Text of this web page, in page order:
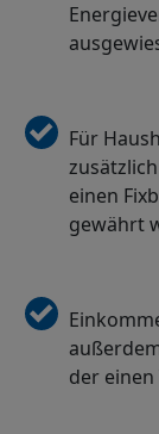
Für
einen
gewährt
der